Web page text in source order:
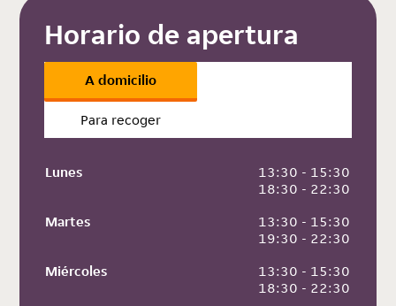
Horario de apertura
A domicilio
Para recoger
Lunes
13:30 - 15:30
18:30 - 22:30
Martes
13:30 - 15:30
19:30 - 22:30
Miércoles
13:30 - 15:30
18:30 - 22:30